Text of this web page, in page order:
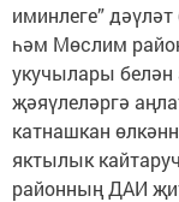
иминлеге”
һәм Мөслим
укучылары
җәяүлеләргә
катнашкан
яктылык
районның ДАИ